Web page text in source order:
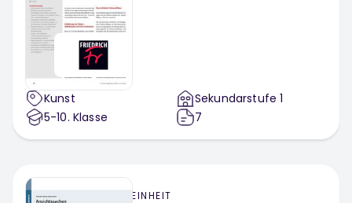
Kunst
5-10. Klasse
Sekundarstufe 1
7
EINHEIT